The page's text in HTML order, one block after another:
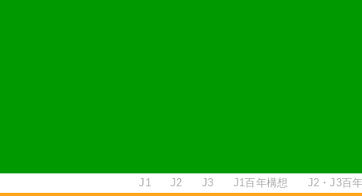
J1 J2 J3 J1百年構想 J2・J3百